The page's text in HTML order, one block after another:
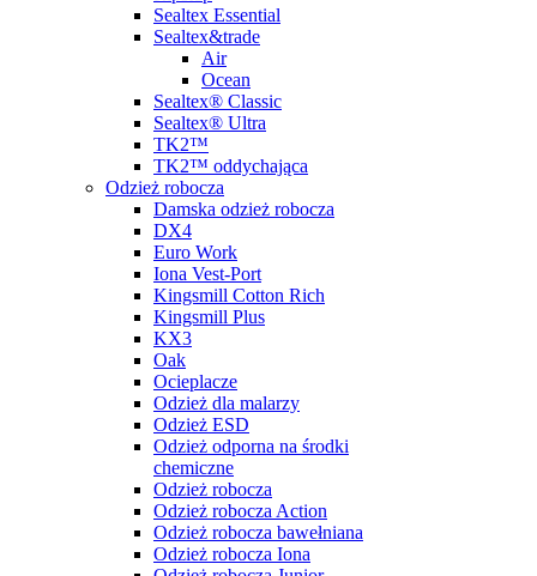
Sealtex Essential
Sealtex&trade
Air
Ocean
Sealtex® Classic
Sealtex® Ultra
TK2™
TK2™ oddychająca
Odzież robocza
Damska odzież robocza
DX4
Euro Work
Iona Vest-Port
Kingsmill Cotton Rich
Kingsmill Plus
KX3
Oak
Ocieplacze
Odzież dla malarzy
Odzież ESD
Odzież odporna na środki
chemiczne
Odzież robocza
Odzież robocza Action
Odzież robocza bawełniana
Odzież robocza Iona